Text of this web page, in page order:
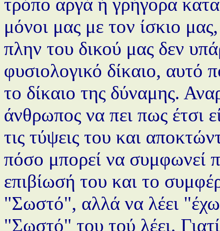
μόνοι μας με τον ίσκιο
πλην του δικού μας δεν
φυσιολογικό δίκαιο, αυτό
το δίκαιο της δύναμης.
άνθρωπος να πει πως έτσι
τις τύψεις του και
πόσο μπορεί να συμφωνεί
επιβίωσή του και το
"Σωστό", αλλά να λέει
"Σωστό" του τού λέει.